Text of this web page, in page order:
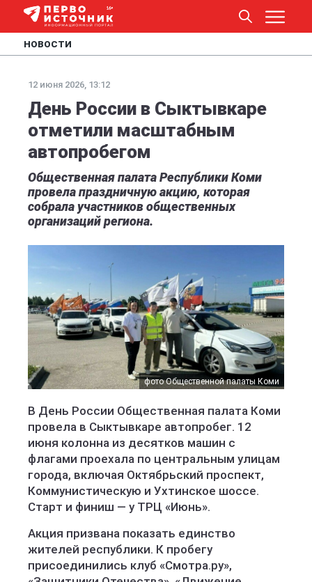
НОВОСТИ
12 июня 2026, 13:12
День России в Сыктывкаре
отметили масштабным
автопробегом
Общественная палата Республики Коми
провела праздничную акцию, которая
собрала участников общественных
организаций региона.
фото Общественной палаты Коми
В День России Общественная палата Коми
провела в Сыктывкаре автопробег. 12
июня колонна из десятков машин с
флагами проехала по центральным улицам
города, включая Октябрьский проспект,
Коммунистическую и Ухтинское шоссе.
Старт и финиш — у ТРЦ «Июнь».
Акция призвана показать единство
жителей республики. К пробегу
присоединились клуб «Смотра.ру»,